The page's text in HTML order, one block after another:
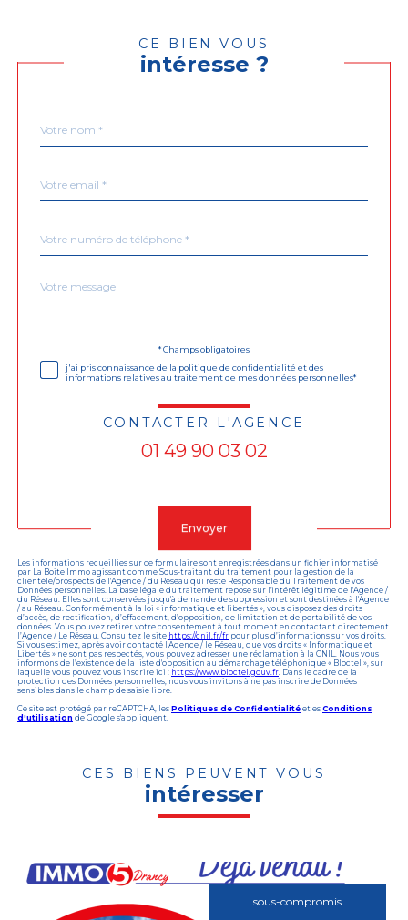
CE BIEN VOUS
intéresse ?
par
*
*
*
Fieldset
Message
*
* Champs obligatoires
j'ai pris connaissance de la politique de confidentialité et des
informations relatives au traitement de mes données personnelles*
CONTACTER L'AGENCE
01 49 90 03 02
Envoyer
Les informations recueillies sur ce formulaire sont enregistrées dans un fichier informatisé
par La Boite Immo agissant comme Sous-traitant du traitement pour la gestion de la
clientèle/prospects de l'Agence / du Réseau qui reste Responsable du Traitement de vos
Données personnelles. La base légale du traitement repose sur l'intérêt légitime de l'Agence /
du Réseau. Elles sont conservées jusqu'à demande de suppression et sont destinées à l'Agence
/ au Réseau. Conformément à la loi « informatique et libertés », vous disposez des droits
d’accès, de rectification, d’effacement, d’opposition, de limitation et de portabilité de vos
données. Vous pouvez retirer votre consentement à tout moment en contactant directement
l’Agence / Le Réseau. Consultez le site https://cnil.fr/fr pour plus d’informations sur vos droits.
Si vous estimez, après avoir contacté l'Agence / le Réseau, que vos droits « Informatique et
Libertés » ne sont pas respectés, vous pouvez adresser une réclamation à la CNIL. Nous vous
informons de l’existence de la liste d'opposition au démarchage téléphonique « Bloctel », sur
laquelle vous pouvez vous inscrire ici : https://www.bloctel.gouv.fr. Dans le cadre de la
protection des Données personnelles, nous vous invitons à ne pas inscrire de Données
sensibles dans le champ de saisie libre.
Ce site est protégé par reCAPTCHA, les Politiques de Confidentialité et es Conditions
d'utilisation de Google s'appliquent.
CES BIENS PEUVENT VOUS
intéresser
sous-compromis